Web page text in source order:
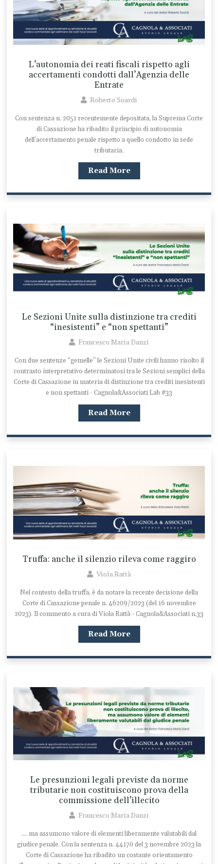
L’autonomia dei reati fiscali rispetto agli
accertamenti condotti dall’Agenzia delle
Entrate
Roberto Soardi
Con sentenza n. 2051 recentemente depositata, la Suprema Corte
di Cassazione ha ribadito il principio di autonomia
dell’accertamento penale rispetto a quello condotto in sede
tributaria.
Read More
Le Sezioni Unite sulla distinzione tra crediti
“inesistenti” e “non spettanti”
Francesco Maria Danzi
Con due sentenze “gemelle” le Sezioni Unite civili hanno risolto il
contrasto interpretativo determinatosi tra le Sezioni semplici della
Corte di Cassazione in materia di distinzione tra crediti inesistenti
e non spettanti - Cagnola&Associati Lab #33
Read More
Truffa: anche il silenzio rileva come raggiro
Viola Rattà
Nel contesto della truffa, è da notare la recente decisione della
Corte di Cassazione penale n. 46209/2023 (del 16 novembre
2023). Il commento a cura di Viola Rattà - Cagnola&Associati n.33
Read More
Le presunzioni legali previste da norme
tributarie non costituiscono prova della
commissione dell’illecito
Francesco Maria Danzi
.... ma assumono valore di elementi liberamente valutabili dal
giudice penale. Con la sentenza n. 44170 del 3 novembre 2023 la
Corte di Cassazione ha ribadito un costante orientamento